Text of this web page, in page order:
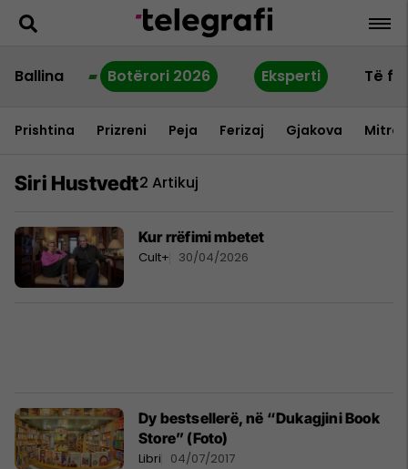
Ballina Botërori 2026 Eksperti Të
Prishtina Prizreni Peja Ferizaj Gjakova
Siri Hustvedt2 Artikuj
Kur rrëfimi mbetet
Cult+ 30/04/2026
Dy bestsellerë, në “Dukagjini Book
Store” (Foto)
Libri 04/07/2017